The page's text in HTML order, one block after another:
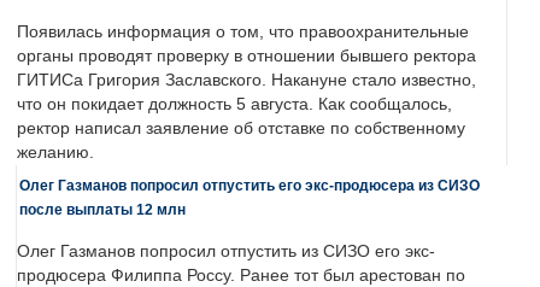
Появилась информация о том, что правоохранительные
органы проводят проверку в отношении бывшего ректора
ГИТИСа Григория Заславского. Накануне стало известно,
что он покидает должность 5 августа. Как сообщалось,
ректор написал заявление об отставке по собственному
желанию.
Олег Газманов попросил отпустить его экс-продюсера из СИЗО
после выплаты 12 млн
Олег Газманов попросил отпустить из СИЗО его экс-
продюсера Филиппа Россу. Ранее тот был арестован по